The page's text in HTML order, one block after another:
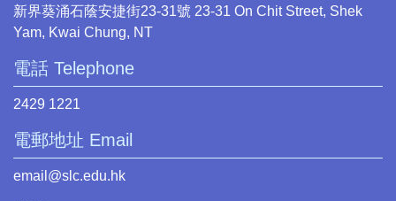
新界葵涌石蔭安捷街23-31號 23-31 On Chit Street, Shek
Yam, Kwai Chung, NT
電話 Telephone
2429 1221
電郵地址 Email
email@slc.edu.hk